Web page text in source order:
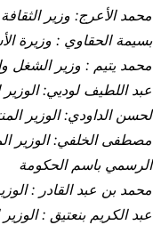
محمد الأعرج: وزير
بسيمة الحقاوي : وزيرة
محمد يتيم : وزير الشغل
عبد اللطيف لوديي:
لحسن الداودي: الوزير
مصطفى الخلفي: الوزير
الرسمي باسم الحكومة
محمد بن عبد القادر :
عبد الكريم بنعتيق :